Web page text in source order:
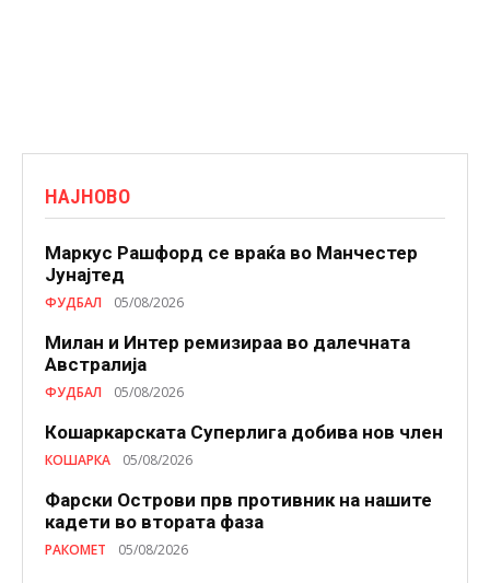
НАЈНОВО
Маркус Рашфорд се враќа во Манчестер
Јунајтед
ФУДБАЛ 05/08/2026
Милан и Интер ремизираа во далечната
Австралија
ФУДБАЛ 05/08/2026
Кошаркарската Суперлига добива нов член
КОШАРКА 05/08/2026
Фарски Острови прв противник на нашите
кадети во втората фаза
РАКОМЕТ 05/08/2026